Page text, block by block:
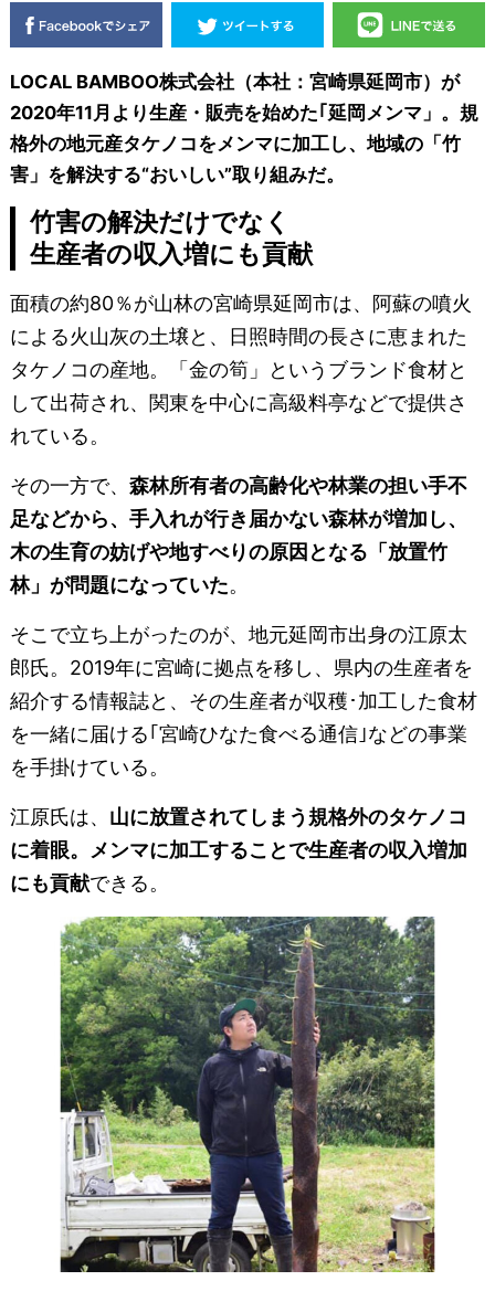
LOCAL BAMBOO株式会社（本社：宮崎県延岡市）が
2020年11月より生産・販売を始めた｢延岡メンマ」。規
格外の地元産タケノコをメンマに加工し、地域の「竹
害」を解決する“おいしい”取り組みだ。
竹害の解決だけでなく
生産者の収入増にも貢献
面積の約80％が山林の宮崎県延岡市は、阿蘇の噴火
による火山灰の土壌と、日照時間の長さに恵まれた
タケノコの産地。「金の筍」というブランド食材と
して出荷され、関東を中心に高級料亭などで提供さ
れている。
その一方で、 森林所有者の高齢化や林業の担い手不
足などから、手入れが行き届かない森林が増加し、
木の生育の妨げや地すべりの原因となる「放置竹
林」が問題になっていた。
そこで立ち上がったのが、地元延岡市出身の江原太
郎氏。2019年に宮崎に拠点を移し、県内の生産者を
紹介する情報誌と、その生産者が収穫･加工した食材
を⼀緒に届ける｢宮崎ひなた食べる通信｣などの事業
を手掛けている。
江原氏は、 山に放置されてしまう規格外のタケノコ
に着眼。メンマに加工することで生産者の収入増加
にも貢献できる。